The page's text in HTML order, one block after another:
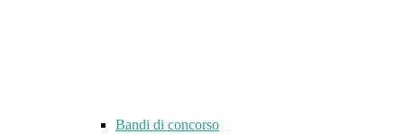
Bandi di concorso